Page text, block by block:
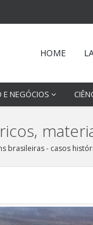
HOME
E NEGÓCIOS
brasileiras - casos